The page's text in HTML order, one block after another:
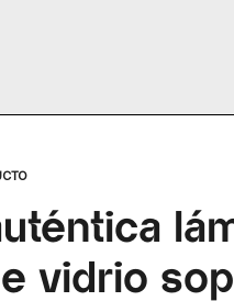
vidrio